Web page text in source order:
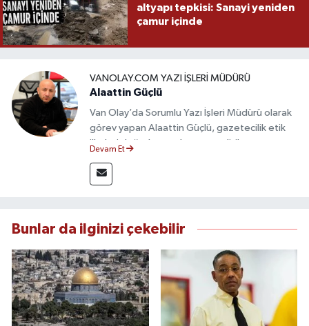
altyapı tepkisi: Sanayi yeniden
çamur içinde
VANOLAY.COM YAZI İŞLERI MÜDÜRÜ
Alaattin Güçlü
Van Olay’da Sorumlu Yazı İşleri Müdürü olarak
görev yapan Alaattin Güçlü, gazetecilik etik
ilkeleri doğrultusunda yayın politikasının
yönetiminden sorumludur. Yerel ve ulusal
gündemi yakından takip eden Güçlü, tarafsız,
etmektedir.
Devam Et
Bunlar da ilginizi çekebilir